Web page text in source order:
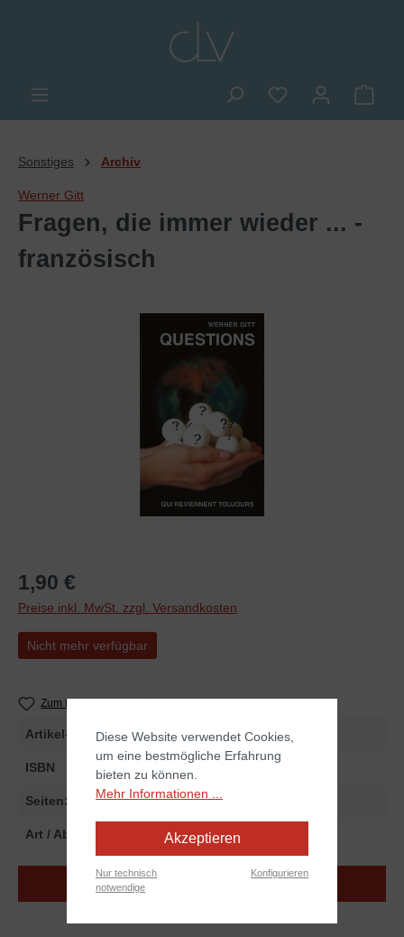
Du hast 0
Sonstiges Archiv
Werner Gitt
Fragen, die immer wieder ... -
französisch
1,90 €
Preise inkl. MwSt. zzgl. Versandkosten
Nicht mehr verfügbar
Zum Merkzettel hinzufügen
Artikel-Nr. 255197
ISBN 978-3-89397-197-8
Seiten: 160
Art / Abmessungen: Print
Kostenloser Download
Diese Website verwendet Cookies,
um eine bestmögliche Erfahrung
bieten zu können.
Mehr Informationen ...
Akzeptieren
Nur technisch
notwendige
Konfigurieren